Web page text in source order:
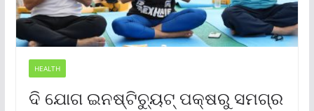
HEALTH
ଦି ଯୋଗ ଇନଷ୍ଟିଚ୍ୟୁଟ୍ ପକ୍ଷରୁ ସମଗ୍ର